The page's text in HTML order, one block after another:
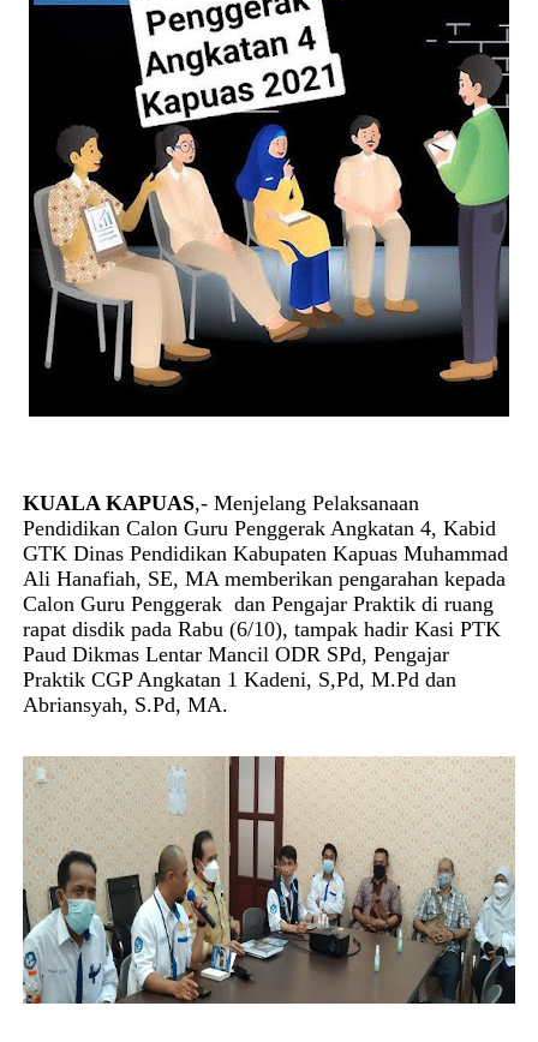
KUALA KAPUAS,- Menjelang Pelaksanaan
Pendidikan Calon Guru Penggerak Angkatan 4, Kabid
GTK Dinas Pendidikan Kabupaten Kapuas Muhammad
Ali Hanafiah, SE, MA memberikan pengarahan kepada
Calon Guru Penggerak dan Pengajar Praktik di ruang
rapat disdik pada Rabu (6/10), tampak hadir Kasi PTK
Paud Dikmas Lentar Mancil ODR SPd, Pengajar
Praktik CGP Angkatan 1 Kadeni, S,Pd, M.Pd dan
Abriansyah, S.Pd, MA.